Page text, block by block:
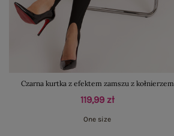
Czarna kurtka z efektem zamszu z kołnierzem
119,99 zł
One size